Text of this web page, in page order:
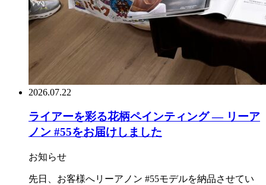
2026.07.22
ライアーを彩る花柄ペインティング ― リーア
ノン #55をお届けしました
お知らせ
先日、お客様へリーアノン #55モデルを納品させてい